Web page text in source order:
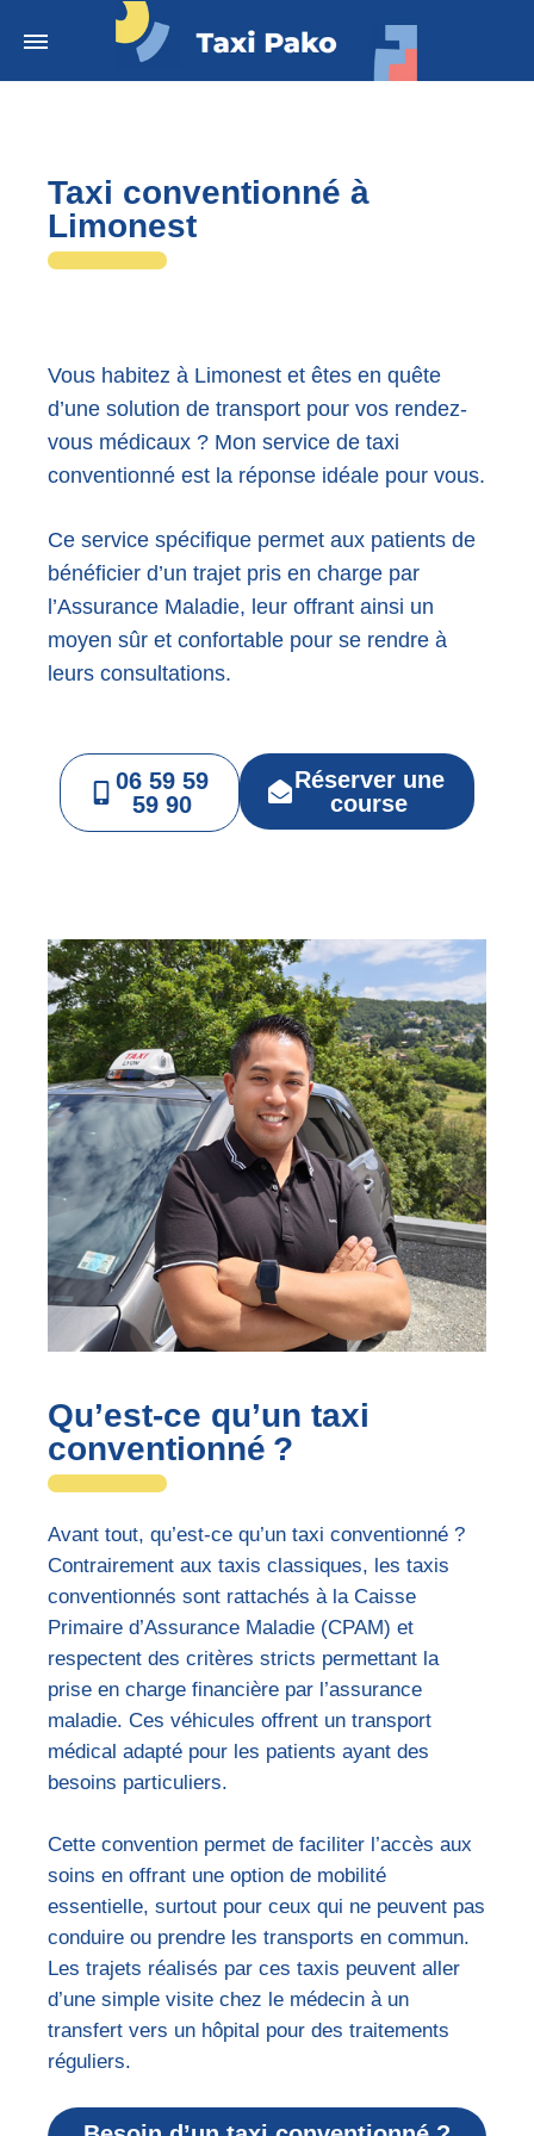
Taxi conventionné à
Limonest
Vous habitez à Limonest et êtes en quête
d’une solution de transport pour vos rendez-
vous médicaux ? Mon service de taxi
conventionné est la réponse idéale pour vous.
Ce service spécifique permet aux patients de
bénéficier d’un trajet pris en charge par
l’Assurance Maladie, leur offrant ainsi un
moyen sûr et confortable pour se rendre à
leurs consultations.
06 59 59
59 90
Réserver une
course
Qu’est-ce qu’un taxi
conventionné ?
Avant tout, qu’est-ce qu’un taxi conventionné ?
Contrairement aux taxis classiques, les taxis
conventionnés sont rattachés à la Caisse
Primaire d’Assurance Maladie (CPAM) et
respectent des critères stricts permettant la
prise en charge financière par l’assurance
maladie. Ces véhicules offrent un transport
médical adapté pour les patients ayant des
besoins particuliers.
Cette convention permet de faciliter l’accès aux
soins en offrant une option de mobilité
essentielle, surtout pour ceux qui ne peuvent pas
conduire ou prendre les transports en commun.
Les trajets réalisés par ces taxis peuvent aller
d’une simple visite chez le médecin à un
transfert vers un hôpital pour des traitements
réguliers.